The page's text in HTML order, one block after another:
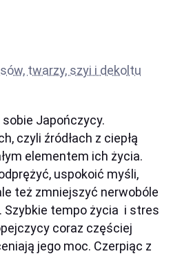
twarzy, szyi i dekoltu
sobie Japończycy.
czyli źródłach z ciepłą
elementem ich życia.
uspokoić myśli,
też zmniejszyć nerwobóle
Szybkie tempo życia i stres
coraz częściej
jego moc. Czerpiąc z